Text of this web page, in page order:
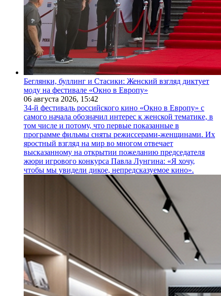
Беглянки, буллинг и Стасики: Женский взгляд диктует
моду на фестивале «Окно в Европу»
06 августа 2026, 15:42
34-й фестиваль российского кино «Окно в Европу» с
самого начала обозначил интерес к женской тематике, в
том числе и потому, что первые показанные в
программе фильмы сняты режиссерами-женщинами. Их
яростный взгляд на мир во многом отвечает
высказанному на открытии пожеланию председателя
жюри игрового конкурса Павла Лунгина: «Я хочу,
чтобы мы увидели дикое, непредсказуемое кино».